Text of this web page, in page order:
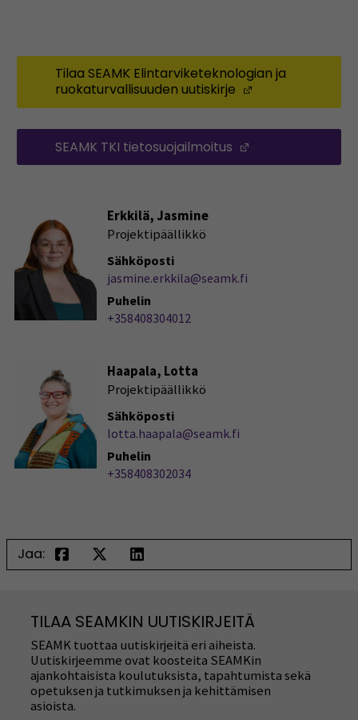
Tilaa SEAMK Elintarviketeknologian ja
ruokaturvallisuuden uutiskirje
SEAMK TKI tietosuojailmoitus
Erkkilä, Jasmine
Projektipäällikkö
Sähköposti
jasmine.erkkila@seamk.fi
Puhelin
+358408304012
Haapala, Lotta
Projektipäällikkö
Sähköposti
lotta.haapala@seamk.fi
Puhelin
+358408302034
Jaa:
TILAA SEAMKIN UUTISKIRJEITÄ
SEAMK tuottaa uutiskirjeitä eri aiheista.
Uutiskirjeemme ovat koosteita SEAMKin
ajankohtaisista koulutuksista, tapahtumista sekä
opetuksen ja tutkimuksen ja kehittämisen
asioista.